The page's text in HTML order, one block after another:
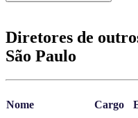
Diretores de
São Paulo
Nome Cargo